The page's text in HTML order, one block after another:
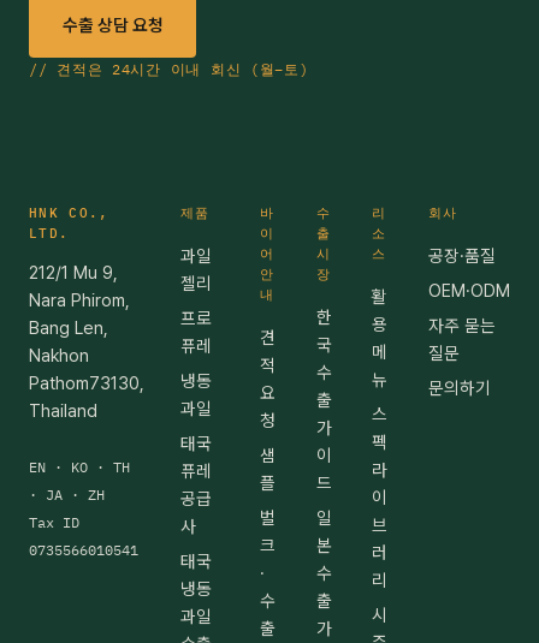
수출 상담 요청
// 견적은 24시간 이내 회신 (월–토)
HNK CO.,
LTD.
212/1 Mu 9,
Nara Phirom,
Bang Len,
Nakhon
Pathom73130,
Thailand
EN · KO · TH
· JA · ZH
Tax ID
0735566010541
제품
과일
젤리
프로
퓨레
냉동
과일
태국
퓨레
공급
사
태국
냉동
과일
바
이
어
안
내
견
적
요
청
샘
플
벌
크
·
수
출
수
출
시
장
한
국
수
출
가
이
드
일
본
수
출
가
리
소
스
활
용
메
뉴
스
펙
라
이
브
러
리
시
회사
공장·품질
OEM·ODM
자주 묻는
질문
문의하기